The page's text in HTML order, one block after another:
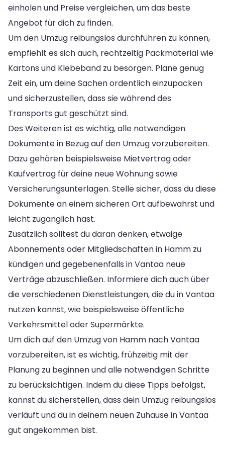
einholen und Preise vergleichen, um das beste
Angebot für dich zu finden.
Um den Umzug reibungslos durchführen zu können,
empfiehlt es sich auch, rechtzeitig Packmaterial wie
Kartons und Klebeband zu besorgen. Plane genug
Zeit ein, um deine Sachen ordentlich einzupacken
und sicherzustellen, dass sie während des
Transports gut geschützt sind.
Des Weiteren ist es wichtig, alle notwendigen
Dokumente in Bezug auf den Umzug vorzubereiten.
Dazu gehören beispielsweise Mietvertrag oder
Kaufvertrag für deine neue Wohnung sowie
Versicherungsunterlagen. Stelle sicher, dass du diese
Dokumente an einem sicheren Ort aufbewahrst und
leicht zugänglich hast.
Zusätzlich solltest du daran denken, etwaige
Abonnements oder Mitgliedschaften in Hamm zu
kündigen und gegebenenfalls in Vantaa neue
Verträge abzuschließen. Informiere dich auch über
die verschiedenen Dienstleistungen, die du in Vantaa
nutzen kannst, wie beispielsweise öffentliche
Verkehrsmittel oder Supermärkte.
Um dich auf den Umzug von Hamm nach Vantaa
vorzubereiten, ist es wichtig, frühzeitig mit der
Planung zu beginnen und alle notwendigen Schritte
zu berücksichtigen. Indem du diese Tipps befolgst,
kannst du sicherstellen, dass dein Umzug reibungslos
verläuft und du in deinem neuen Zuhause in Vantaa
gut angekommen bist.